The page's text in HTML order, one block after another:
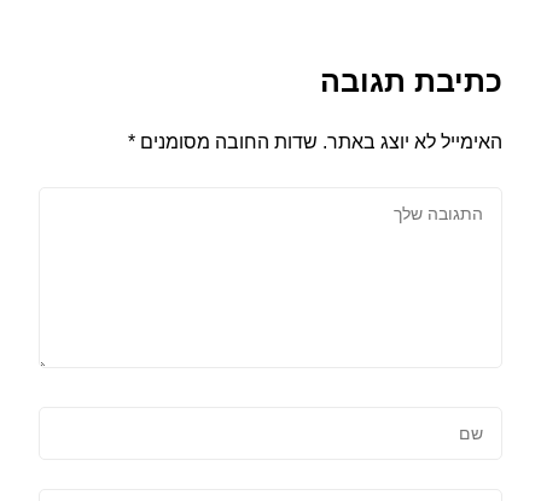
כתיבת תגובה
האימייל לא יוצג באתר. שדות החובה מסומנים *